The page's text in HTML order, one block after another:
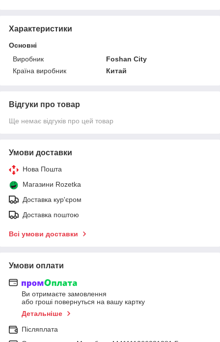
Характеристики
Основні
Виробник
Foshan City
Країна виробник
Китай
Відгуки про товар
Ще немає відгуків про цей товар
Умови доставки
Нова Пошта
Магазини Rozetka
Доставка кур'єром
Доставка поштою
Всі умови доставки
Умови оплати
Ви отримаєте замовлення
або гроші повернуться на вашу картку
Детальніше
Післяплата